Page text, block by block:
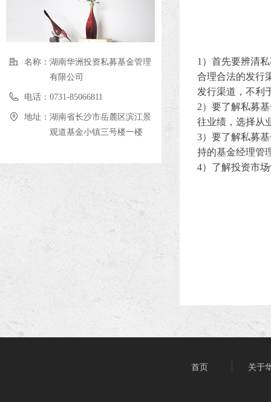
名称： 湖南华洲投资私募基金管理
有限公司
电话： 0731-85066811
地址： 湖南省长沙市岳麓区滨江景
观道基金小镇三号楼一楼
1 ）首先要辨清
合理合法的发行
发行渠道，不利
2）要了解私募
往业绩，选择从
3）要了解私募
持的基金经理管
4）了解投资市
首页 关于